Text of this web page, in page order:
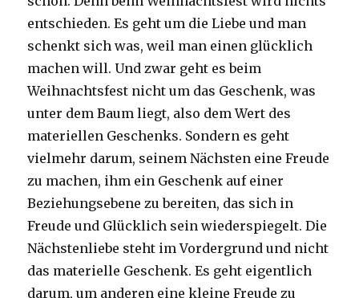
entschieden. Es geht um die Liebe und man
schenkt sich was, weil man einen glücklich
machen will. Und zwar geht es beim
Weihnachtsfest nicht um das Geschenk, was
unter dem Baum liegt, also dem Wert des
materiellen Geschenks. Sondern es geht
vielmehr darum, seinem Nächsten eine Freude
zu machen, ihm ein Geschenk auf einer
Beziehungsebene zu bereiten, das sich in
Freude und Glücklich sein wiederspiegelt. Die
Nächstenliebe steht im Vordergrund und nicht
das materielle Geschenk. Es geht eigentlich
darum, um anderen eine kleine Freude zu